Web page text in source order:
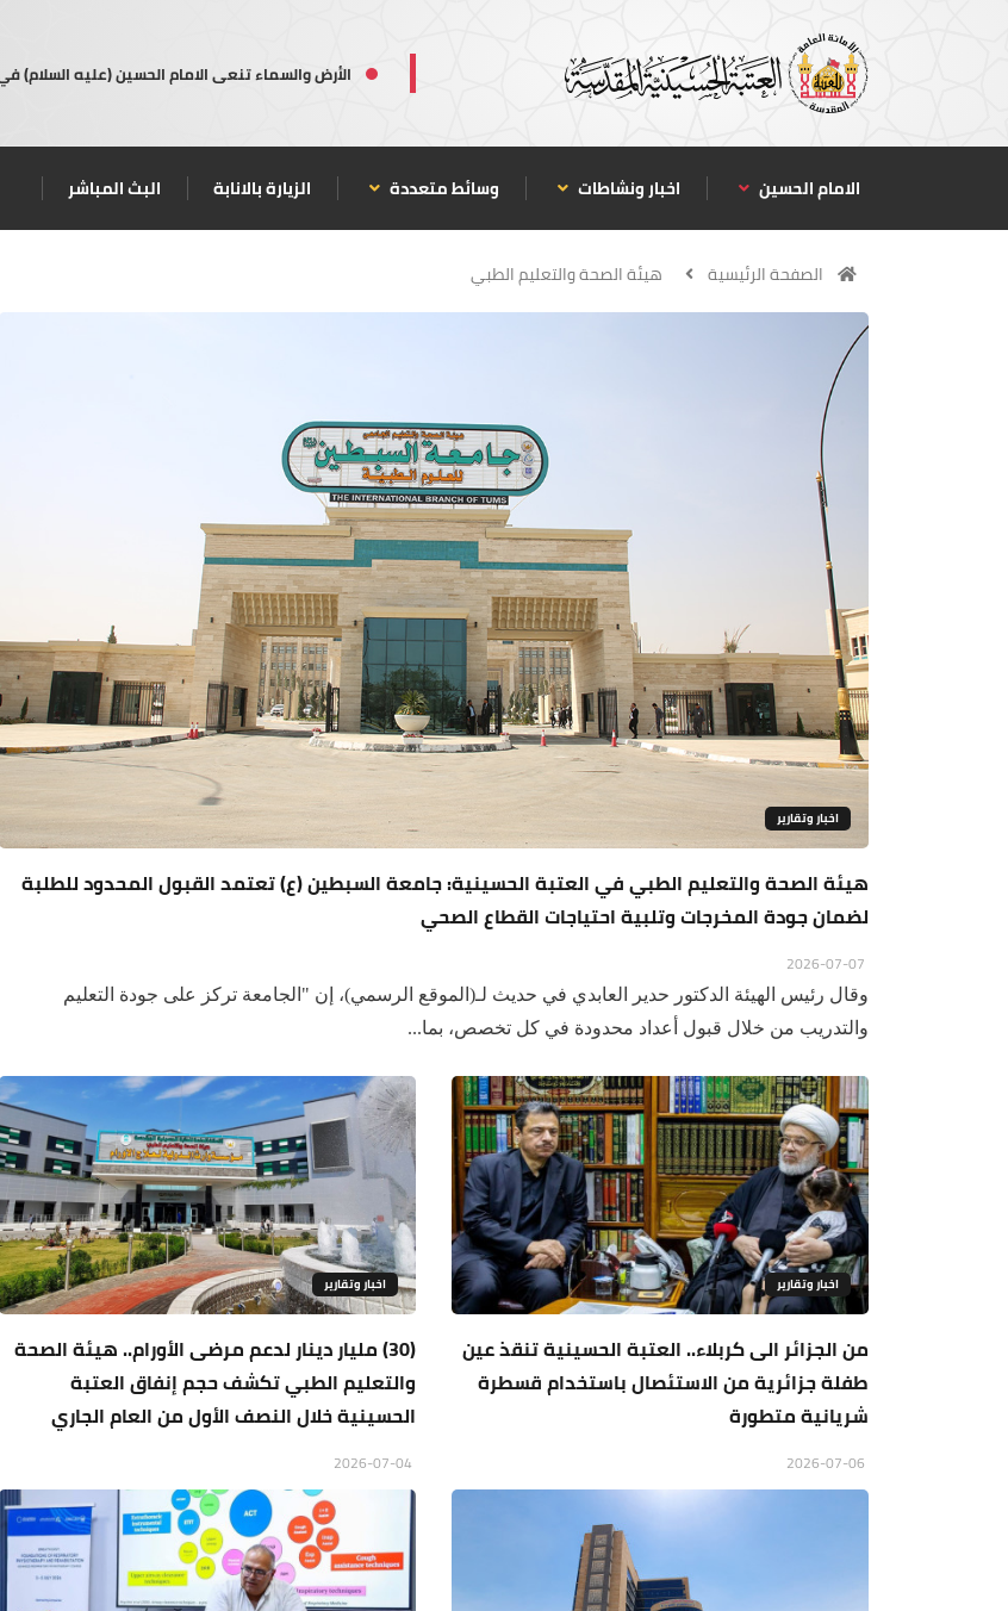
الأرض والسماء تنعى الامام الحسين (عليه السلام)
الامام الحسين اخبار ونشاطات وسائط متعددة الزيارة بالانابة البث المباشر
الصفحة الرئيسية هيئة الصحة والتعليم الطبي
اخبار وتقارير
هيئة الصحة والتعليم الطبي في العتبة الحسينية: جامعة السبطين (ع) تعتمد القبول المحدود للطلبة
لضمان جودة المخرجات وتلبية احتياجات القطاع الصحي
وقال رئيس الهيئة الدكتور حدير العابدي في حديث لـ(الموقع الرسمي)، إن "الجامعة تركز على جودة التعليم
والتدريب من خلال قبول أعداد محدودة في كل تخصص، بما...
اخبار وتقارير
من الجزائر الى كربلاء.. العتبة الحسينية تنقذ عين
طفلة جزائرية من الاستئصال باستخدام قسطرة
شريانية متطورة
اخبار وتقارير
(30) مليار دينار لدعم مرضى الأورام.. هيئة الصحة
والتعليم الطبي تكشف حجم إنفاق العتبة
الحسينية خلال النصف الأول من العام الجاري